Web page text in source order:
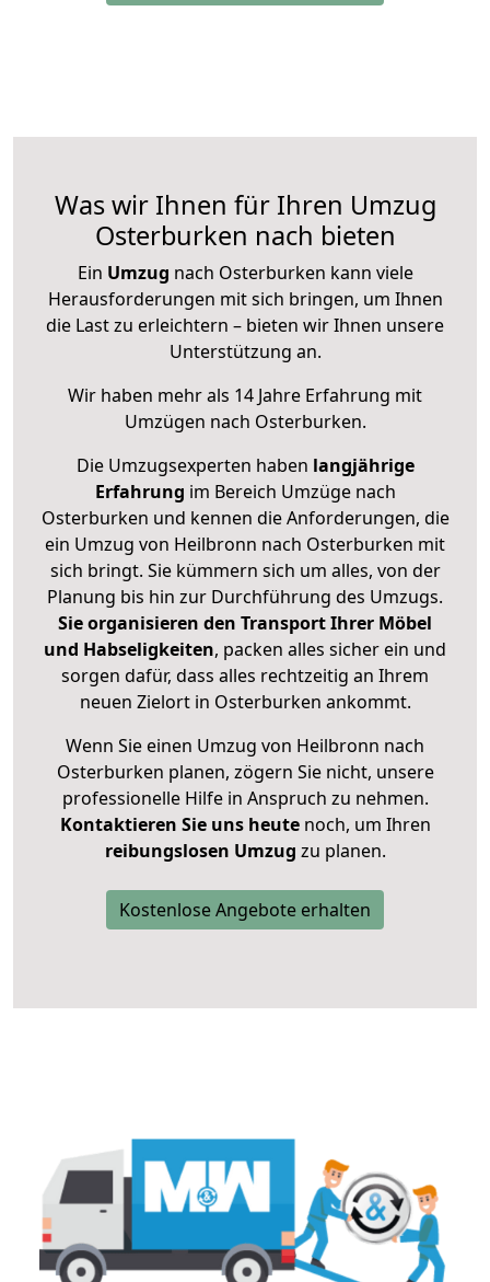
Was wir Ihnen für Ihren Umzug
Osterburken nach bieten
Ein Umzug nach Osterburken kann viele
Herausforderungen mit sich bringen, um Ihnen
die Last zu erleichtern – bieten wir Ihnen unsere
Unterstützung an.
Wir haben mehr als 14 Jahre Erfahrung mit
Umzügen nach Osterburken.
Die Umzugsexperten haben langjährige
Erfahrung im Bereich Umzüge nach
Osterburken und kennen die Anforderungen, die
ein Umzug von Heilbronn nach Osterburken mit
sich bringt. Sie kümmern sich um alles, von der
Planung bis hin zur Durchführung des Umzugs.
Sie organisieren den Transport Ihrer Möbel
und Habseligkeiten, packen alles sicher ein und
sorgen dafür, dass alles rechtzeitig an Ihrem
neuen Zielort in Osterburken ankommt.
Wenn Sie einen Umzug von Heilbronn nach
Osterburken planen, zögern Sie nicht, unsere
professionelle Hilfe in Anspruch zu nehmen.
Kontaktieren Sie uns heutenoch, um Ihren
reibungslosen Umzug zu planen.
Kostenlose Angebote erhalten